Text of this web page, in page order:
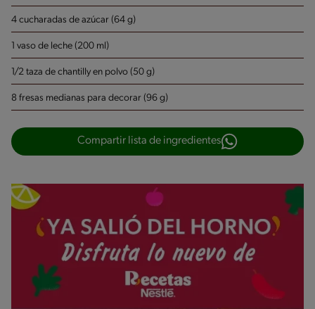
4 cucharadas de azúcar (64 g)
1 vaso de leche (200 ml)
1/2 taza de chantilly en polvo (50 g)
8 fresas medianas para decorar (96 g)
Compartir lista de ingredientes